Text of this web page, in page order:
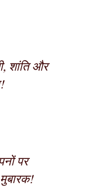
शांति और
पर